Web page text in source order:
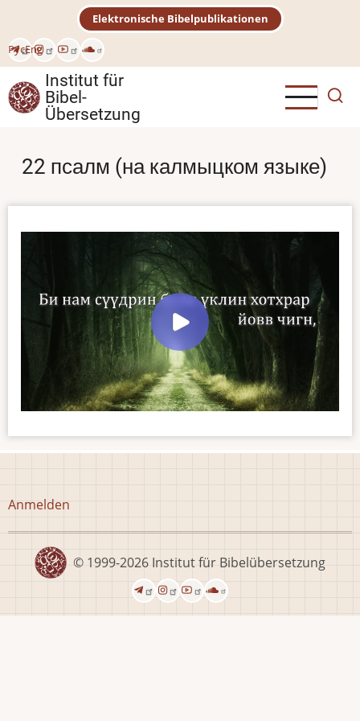
Inhalt
РусEng
Elektronische Bibelpublikationen
Institut für
Bibel-
Übersetzung
22 псалм (на калмыцком языке)
Benutzermenü
Anmelden
© 1999-2026 Institut für Bibelübersetzung